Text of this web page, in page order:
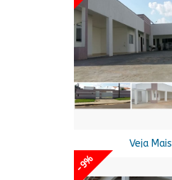
Veja Mais
Vende-se Esta Casa*
-9%